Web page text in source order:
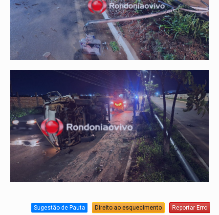
Sugestão de Pauta Direito ao esquecimento Reportar Erro